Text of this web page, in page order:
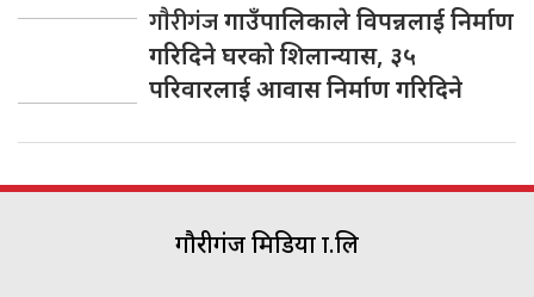
गाैरीगंजगाउँपालिकाले विपन्नलाई निर्माण
गरिदिने घरकाे शिलान्यास, ३५
परिवारलाई आवास निर्माण गरिदिने
गौरीगंज मिडिया प्रा.लि